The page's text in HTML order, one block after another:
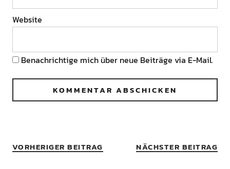
Website
Benachrichtige mich über neue Beiträge via E-Mail.
VORHERIGER BEITRAG NÄCHSTER BEITRAG